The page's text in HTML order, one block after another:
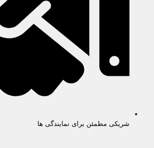
شریکی مطمئن برای نمایندگی ها